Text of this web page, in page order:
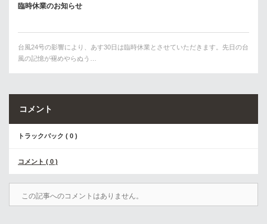
臨時休業のお知らせ
台風24号の影響により、あす30日は臨時休業とさせていただきます。先日の台
風の記憶が褪めやらぬう…
コメント
トラックバック ( 0 )
コメント ( 0 )
この記事へのコメントはありません。